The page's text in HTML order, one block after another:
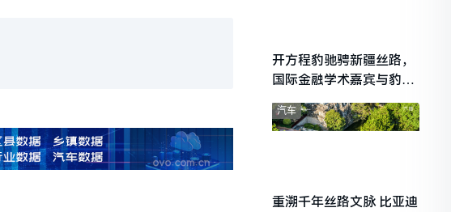
开方程豹驰骋新疆丝路，
国际金融学术嘉宾与豹友
共赴山海热爱
重溯千年丝路文脉 比亚迪
汽车